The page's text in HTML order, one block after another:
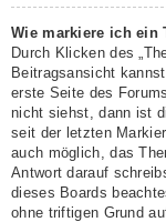
Wie markiere ich ein
Durch Klicken des
Beitragsansicht
erste Seite des
nicht siehst, dann ist
seit der letzten
auch möglich, das
Antwort darauf
dieses Boards
ohne triftigen Grund